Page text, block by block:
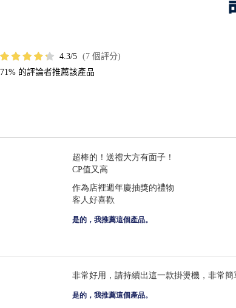
4.3
7 個評分
71% 的評論者推薦該產品
超棒的！送禮大方有面子！
CP值又高
作為店裡週年慶抽獎的禮物
客人好喜歡
是的，我推薦這個產品。
非常好用，請持續出這一款掛燙機，非常
是的，我推薦這個產品。